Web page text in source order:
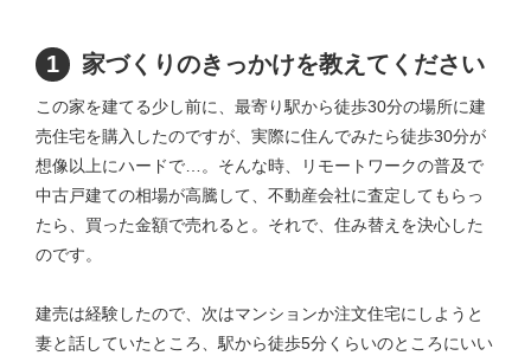
1 家づくりのきっかけを教えてください
この家を建てる少し前に、最寄り駅から徒歩30分の場所に建
売住宅を購入したのですが、実際に住んでみたら徒歩30分が
想像以上にハードで…。そんな時、リモートワークの普及で
中古戸建ての相場が高騰して、不動産会社に査定してもらっ
たら、買った金額で売れると。それで、住み替えを決心した
のです。
建売は経験したので、次はマンションか注文住宅にしようと
妻と話していたところ、駅から徒歩5分くらいのところにいい